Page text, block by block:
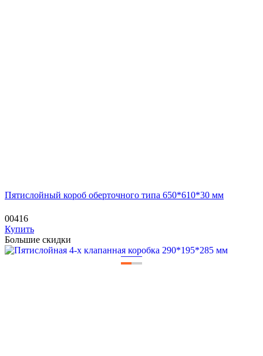
Пятислойный короб оберточного типа 650*610*30 мм
00416
Купить
Большие скидки
——